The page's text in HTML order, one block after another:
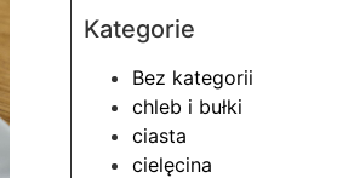
Kategorie
Bez kategorii
chleb i bułki
ciasta
cielęcina